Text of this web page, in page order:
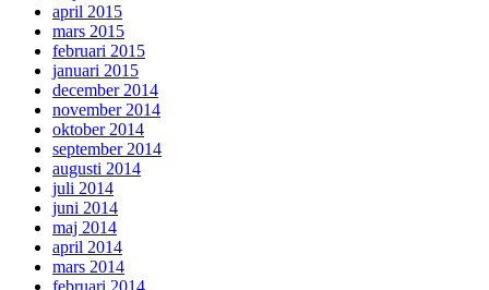
april 2015
mars 2015
februari 2015
januari 2015
december 2014
november 2014
oktober 2014
september 2014
augusti 2014
juli 2014
juni 2014
maj 2014
april 2014
mars 2014
februari 2014